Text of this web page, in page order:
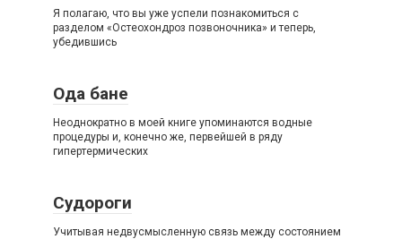
Я полагаю, что вы уже успели познакомиться с
разделом «Остеохондроз позвоночника» и теперь,
убедившись
Ода бане
Неоднократно в моей книге упоминаются водные
процедуры и, конечно же, первейшей в ряду
гипертермических
Судороги
Учитывая недвусмысленную связь между состоянием